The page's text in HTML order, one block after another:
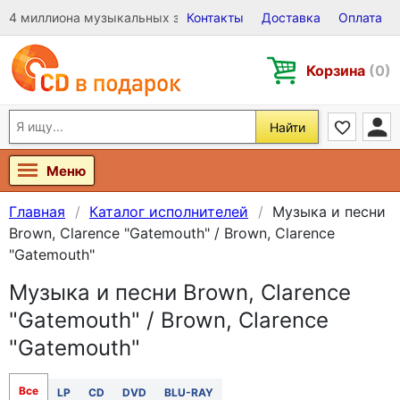
4 миллиона музыкальных записей на Виниле, CD и DVD
Контакты Доставка Оплата
Корзина (0)
Найти
Меню
Главная Каталог исполнителей
Музыка и песни
Brown, Clarence "Gatemouth" / Brown, Clarence
"Gatemouth"
Музыка и песни Brown, Clarence
"Gatemouth" / Brown, Clarence
"Gatemouth"
Все LP CD DVD BLU-RAY